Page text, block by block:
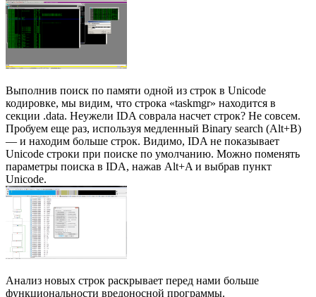
Выполнив поиск по памяти одной из строк в Unicode
кодировке, мы видим, что строка «taskmgr» находится в
секции .data. Неужели IDA соврала насчет строк? Не совсем.
Пробуем еще раз, используя медленный Binary search (Alt+B)
— и находим больше строк. Видимо, IDA не показывает
Unicode строки при поиске по умолчанию. Можно поменять
параметры поиска в IDA, нажав Alt+A и выбрав пункт
Unicode.
Анализ новых строк раскрывает перед нами больше
функциональности вредоносной программы.